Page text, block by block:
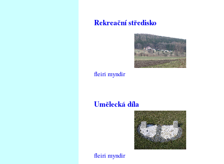
Rekreační středisko
fleiri myndir
Umělecká díla
fleiri myndir